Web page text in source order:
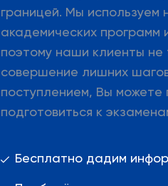
границей. Мы используем
академических программ
поэтому наши клиенты не
совершение лишних
поступлением, Вы можете
подготовиться к
Бесплатно дадим